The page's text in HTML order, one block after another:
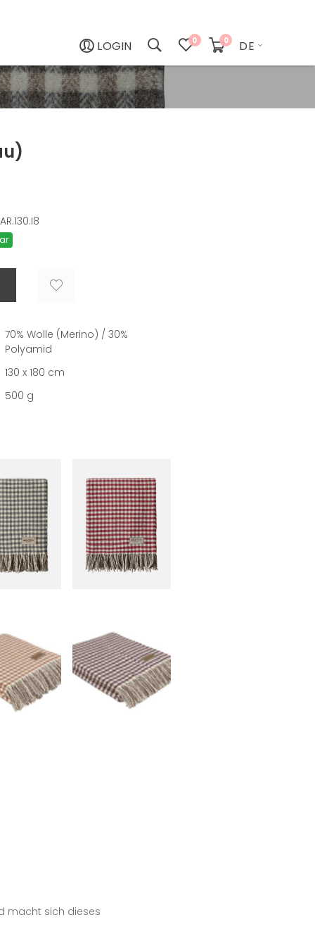
LOGIN 0 0 DE
70% Wolle (Merino) / 30%
Polyamid
130 x 180 cm
500 g
macht sich dieses